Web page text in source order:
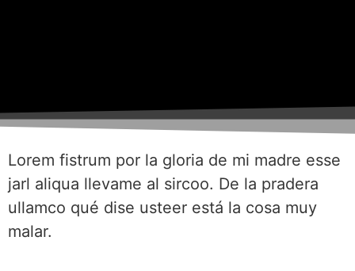
Lorem fistrum por la gloria de mi madre esse
jarl aliqua llevame al sircoo. De la pradera
ullamco qué dise usteer está la cosa muy
malar.